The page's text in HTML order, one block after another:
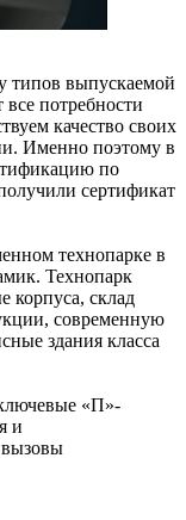
выпускаемой
потребности
качество своих
Именно поэтому в
по
сертификат
технопарке в
Технопарк
склад
современную
здания класса
«П»-
и
вызовы